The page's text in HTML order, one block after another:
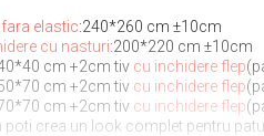
fara elastic:240*260 cm ±10cm
cu nasturi:200*220 cm ±10cm
cm +2cm tiv cu inchidere flep
cm +2cm tiv cu inchidere flep
cm +2cm tiv cu inchidere flep
crea un look complet pentru